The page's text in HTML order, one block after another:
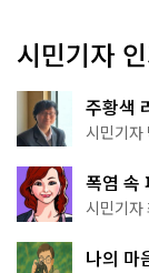
시민기자
주황색
서울둘
시민기자
폭염 속
무 명소
시민기자
나의 마